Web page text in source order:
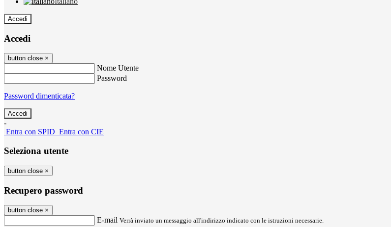
Accedi
Accedi
button close ×
Nome Utente
Password
Password dimenticata?
-
Entra con SPID Entra con CIE
Seleziona utente
button close ×
Recupero password
button close ×
E-mail Verrà inviato un messaggio all'indirizzo indicato con le istruzioni necessarie.